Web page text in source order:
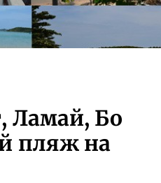
Ламай, Бо
пляж на